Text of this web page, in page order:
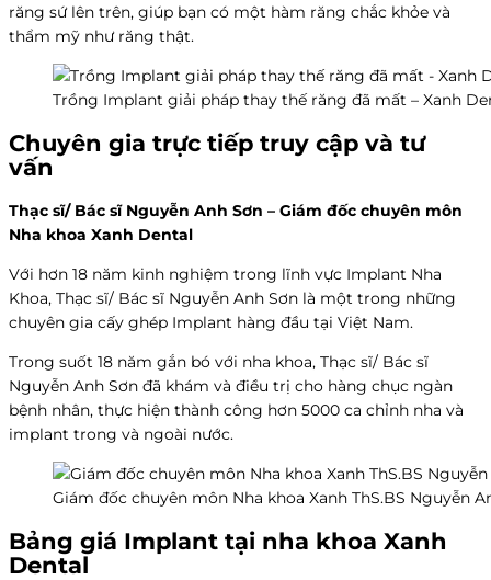
răng sứ lên trên, giúp bạn có một hàm răng chắc khỏe và
thẩm mỹ như răng thật.
Trồng Implant giải pháp thay thế răng đã mất – Xanh
Chuyên gia trực tiếp truy cập và tư
vấn
Thạc sĩ/ Bác sĩ Nguyễn Anh Sơn – Giám đốc chuyên môn
Nha khoa Xanh Dental
Với hơn 18 năm kinh nghiệm trong lĩnh vực Implant Nha
Khoa, Thạc sĩ/ Bác sĩ Nguyễn Anh Sơn là một trong những
chuyên gia cấy ghép Implant hàng đầu tại Việt Nam.
Trong suốt 18 năm gắn bó với nha khoa, Thạc sĩ/ Bác sĩ
Nguyễn Anh Sơn đã khám và điều trị cho hàng chục ngàn
bệnh nhân, thực hiện thành công hơn 5000 ca chỉnh nha và
implant trong và ngoài nước.
Giám đốc chuyên môn Nha khoa Xanh ThS.BS Nguyễn
Bảng giá Implant tại nha khoa Xanh
Dental